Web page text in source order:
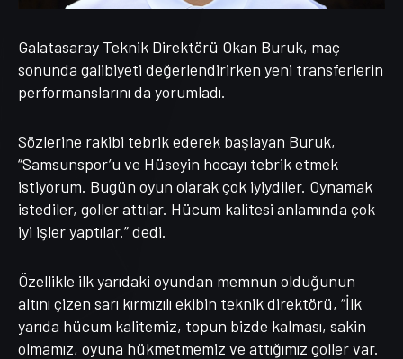
Galatasaray Teknik Direktörü Okan Buruk, maç
sonunda galibiyeti değerlendirirken yeni transferlerin
performanslarını da yorumladı.
Sözlerine rakibi tebrik ederek başlayan Buruk,
“Samsunspor’u ve Hüseyin hocayı tebrik etmek
istiyorum. Bugün oyun olarak çok iyiydiler. Oynamak
istediler, goller attılar. Hücum kalitesi anlamında çok
iyi işler yaptılar.” dedi.
Özellikle ilk yarıdaki oyundan memnun olduğunun
altını çizen sarı kırmızılı ekibin teknik direktörü, “İlk
yarıda hücum kalitemiz, topun bizde kalması, sakin
olmamız, oyuna hükmetmemiz ve attığımız goller var.